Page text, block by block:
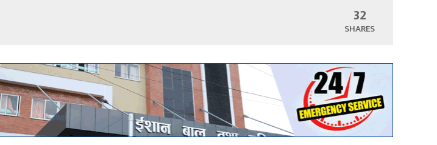
32
SHARES